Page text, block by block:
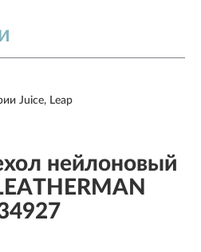
Juice, Leap
нейлоновый